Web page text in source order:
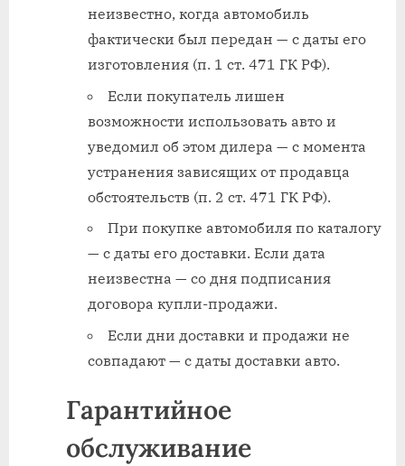
неизвестно, когда автомобиль
фактически был передан — с даты его
изготовления (п. 1 ст. 471 ГК РФ).
Если покупатель лишен
возможности использовать авто и
уведомил об этом дилера — с момента
устранения зависящих от продавца
обстоятельств (п. 2 ст. 471 ГК РФ).
При покупке автомобиля по каталогу
— с даты его доставки. Если дата
неизвестна — со дня подписания
договора купли-продажи.
Если дни доставки и продажи не
совпадают — с даты доставки авто.
Гарантийное
обслуживание